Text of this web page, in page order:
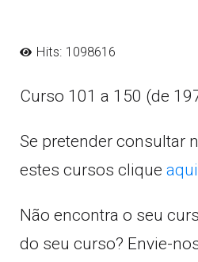
Hits: 1098616
Curso 101 a 150 (de
Se pretender consultar
estes cursos clique
Não encontra o seu
do seu curso? Envie-